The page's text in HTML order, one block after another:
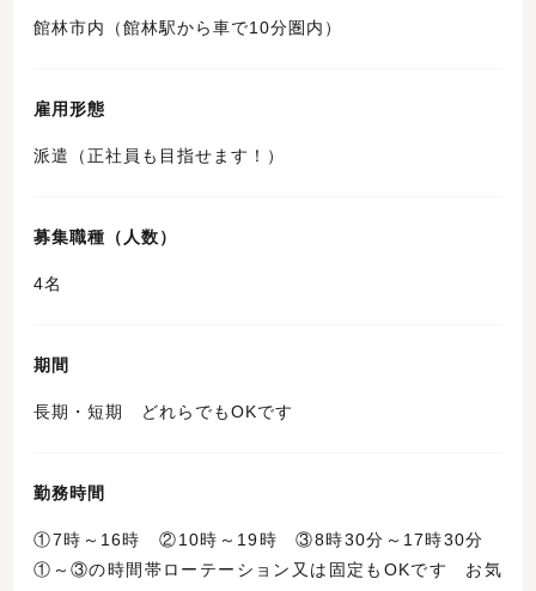
館林市内（館林駅から車で10分圏内）
雇用形態
派遣（正社員も目指せます！）
募集職種（人数）
4名
期間
長期・短期 どれらでもOKです
勤務時間
①7時～16時 ②10時～19時 ③8時30分～17時30分
①～③の時間帯ローテーション又は固定もOKです お気